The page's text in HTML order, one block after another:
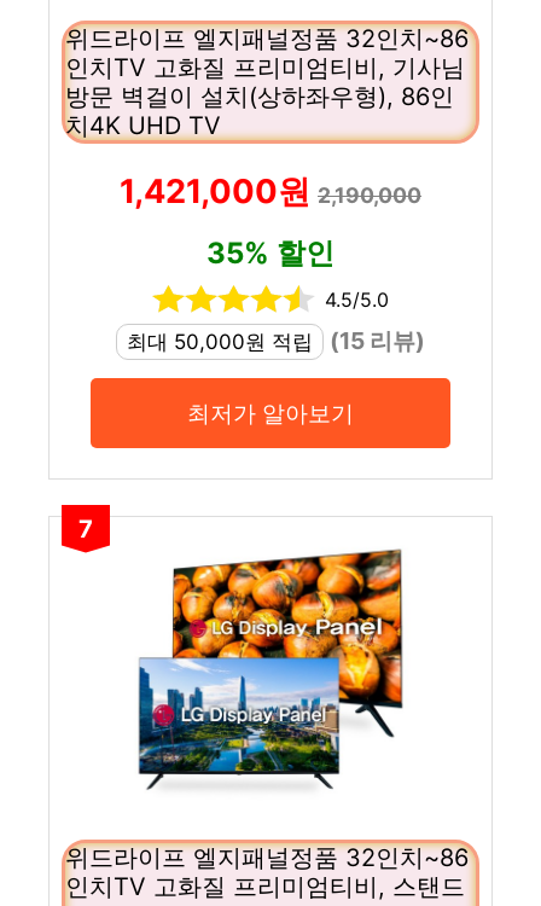
위드라이프 엘지패널정품 32인치~86
인치TV 고화질 프리미엄티비, 기사님
방문 벽걸이 설치(상하좌우형), 86인
치4K UHD TV
1,421,000원 2,190,000
35% 할인
4.5/5.0
최대 50,000원 적립
(15 리뷰)
최저가 알아보기
7
위드라이프 엘지패널정품 32인치~86
인치TV 고화질 프리미엄티비, 스탠드